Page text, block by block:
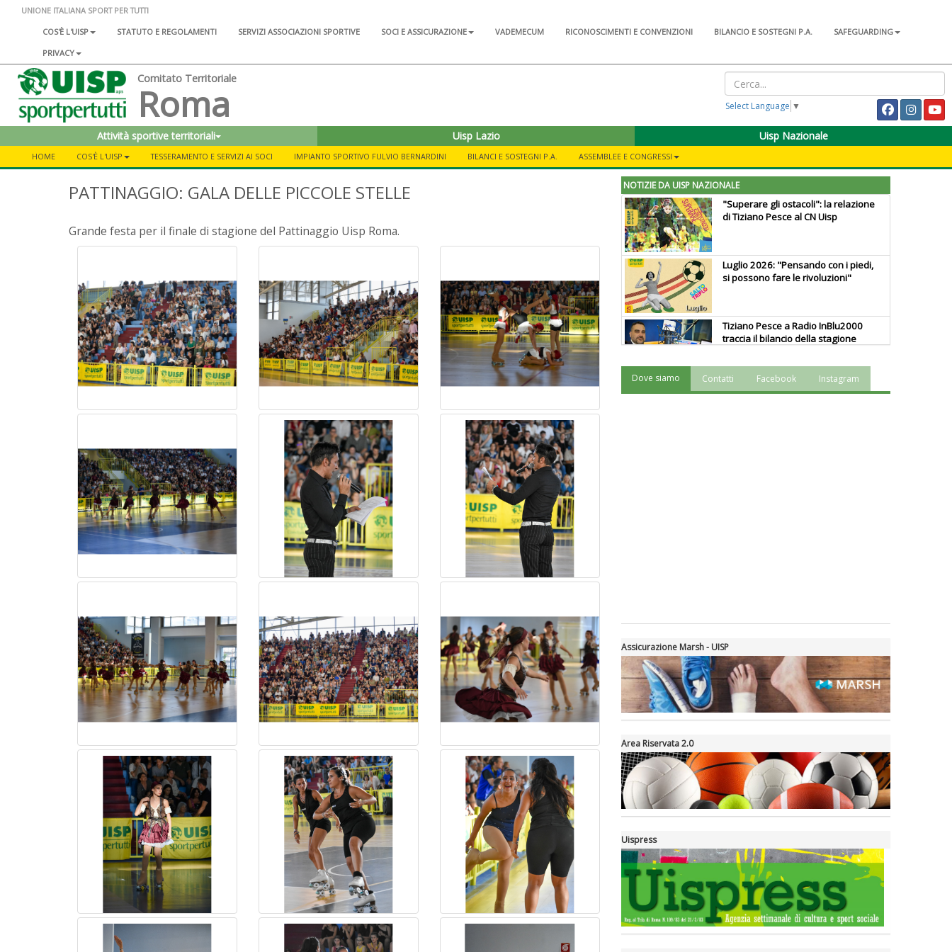
UNIONE ITALIANA SPORT PER TUTTI
COS'È L'UISP
STATUTO E REGOLAMENTI SERVIZI ASSOCIAZIONI SPORTIVE SOCI E ASSICURAZIONE VADEMECUM RICONOSCIMENTI E CONVENZIONI BILANCIO E SOSTEGNI P.A.
SAFEGUARDING
PRIVACY
Comitato Territoriale
Roma Select Language ▼
Attività sportive territoriali Uisp Lazio Uisp Nazionale
HOME COS'È L'UISP TESSERAMENTO E SERVIZI AI SOCI IMPIANTO SPORTIVO FULVIO BERNARDINI BILANCI E SOSTEGNI P.A. ASSEMBLEE E CONGRESSI
PATTINAGGIO: GALA DELLE PICCOLE STELLE
Grande festa per il finale di stagione del Pattinaggio Uisp Roma.
NOTIZIE DA UISP NAZIONALE
"Superare gli ostacoli": la relazione
di Tiziano Pesce al CN Uisp
Luglio 2026: "Pensando con i piedi,
si possono fare le rivoluzioni"
Tiziano Pesce a Radio InBlu2000
traccia il bilancio della stagione
Ddl Lobby, Uisp: “Il Parlamento
Dove siamo Contatti Facebook Instagram
Assicurazione Marsh - UISP
Area Riservata 2.0
Uispress